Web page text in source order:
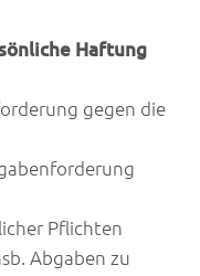
Haftung
gegen die
Pflichten
Abgaben zu